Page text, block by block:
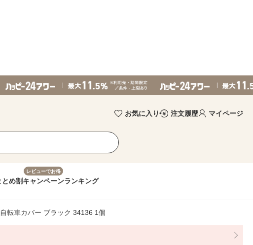
お気に入り 注文履歴 マイページ
とめ割
レビューでお得
キャンペーンランキング
転車カバー ブラック 34136 1個